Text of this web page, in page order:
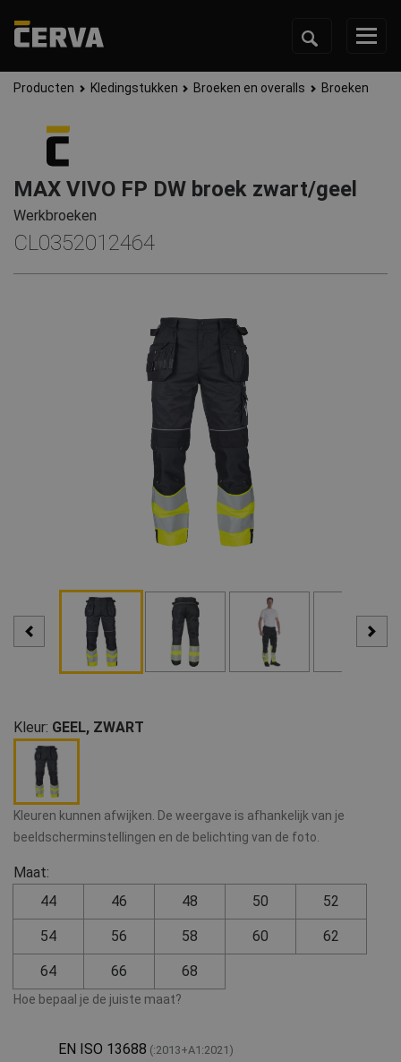
Producten Kledingstukken Broeken en overalls Broeken
MAX VIVO FP DW broek zwart/geel
Werkbroeken
CL0352012464
Kleur: GEEL, ZWART
Kleuren kunnen afwijken. De weergave is afhankelijk van je
beeldscherminstellingen en de belichting van de foto.
Maat:
44
46 48 50 52
54 56 58 60 62
64 66 68
Hoe bepaal je de juiste maat?
EN ISO 13688 (:2013+A1:2021)